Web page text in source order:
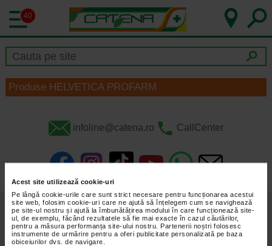
Acest site utilizează cookie-uri
Pe lângă cookie-urile care sunt strict necesare pentru funcționarea acestui
site web, folosim cookie-uri care ne ajută să înțelegem cum se navighează
pe site-ul nostru și ajută la îmbunătățirea modului în care funcționează site-
ul, de exemplu, făcând rezultatele să fie mai exacte în cazul căutărilor,
pentru a măsura performanța site-ului nostru. Partenerii noștri folosesc
instrumente de urmărire pentru a oferi publicitate personalizată pe baza
obiceiurilor dvs. de navigare.
40
Produse HELVETICA PROFARM
infoline@catena.ro CallCenter
Despre Noi Oferte
Articole Cum Rezerv